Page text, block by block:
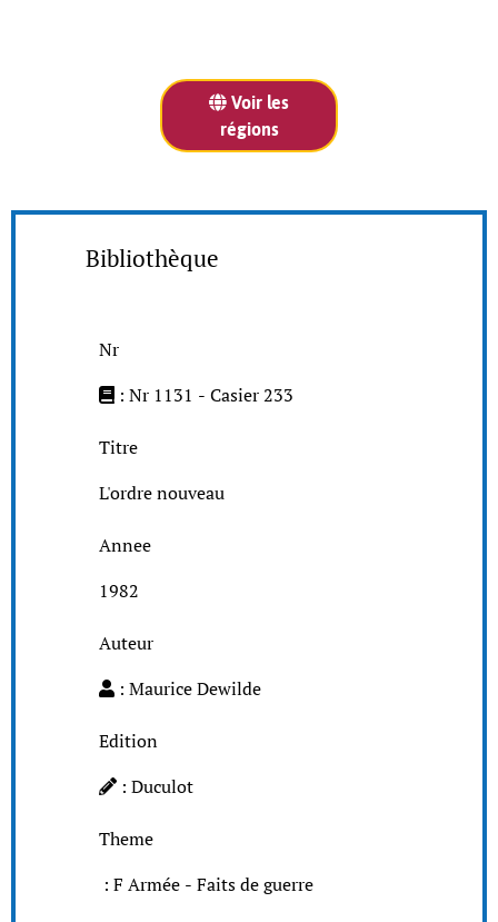
Voir les
régions
Bibliothèque
Nr
: Nr 1131 - Casier 233
Titre
L'ordre nouveau
Annee
1982
Auteur
: Maurice Dewilde
Edition
: Duculot
Theme
: F Armée - Faits de guerre